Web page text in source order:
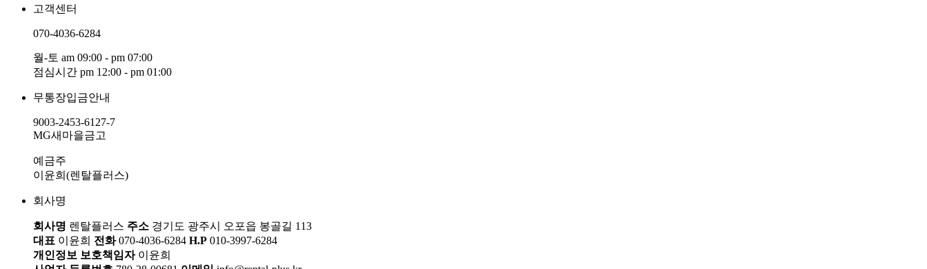
고객센터
070-4036-6284
월-토 am 09:00 - pm 07:00
점심시간 pm 12:00 - pm 01:00
무통장입금안내
9003-2453-6127-7
MG새마을금고
예금주
이윤희(렌탈플러스)
회사명
회사명 렌탈플러스 주소 경기도 광주시 오포읍 봉골길 113
대표 이윤희 전화070-4036-6284 H.P 010-3997-6284
개인정보 보호책임자이윤희